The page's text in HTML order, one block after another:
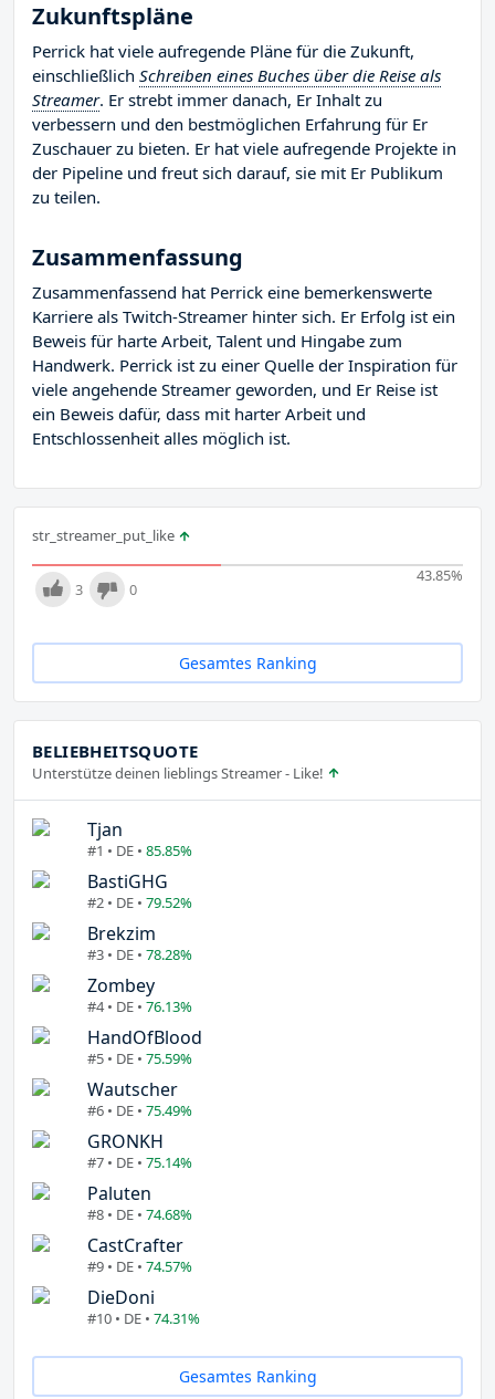
Zukunftspläne
Perrick hat viele aufregende Pläne für die Zukunft,
einschließlich Schreiben eines Buches über die Reise als
Streamer. Er strebt immer danach, Er Inhalt zu
verbessern und den bestmöglichen Erfahrung für Er
Zuschauer zu bieten. Er hat viele aufregende Projekte in
der Pipeline und freut sich darauf, sie mit Er Publikum
zu teilen.
Zusammenfassung
Zusammenfassend hat Perrick eine bemerkenswerte
Karriere als Twitch-Streamer hinter sich. Er Erfolg ist ein
Beweis für harte Arbeit, Talent und Hingabe zum
Handwerk. Perrick ist zu einer Quelle der Inspiration für
viele angehende Streamer geworden, und Er Reise ist
ein Beweis dafür, dass mit harter Arbeit und
Entschlossenheit alles möglich ist.
str_streamer_put_like
43.85%
3 0
Gesamtes Ranking
BELIEBHEITSQUOTE
Unterstütze deinen lieblings Streamer - Like!
Tjan
#1 • DE • 85.85%
BastiGHG
#2 • DE • 79.52%
Brekzim
#3 • DE • 78.28%
Zombey
#4 • DE • 76.13%
HandOfBlood
#5 • DE • 75.59%
Wautscher
#6 • DE • 75.49%
GRONKH
#7 • DE • 75.14%
Paluten
#8 • DE • 74.68%
CastCrafter
#9 • DE • 74.57%
DieDoni
#10 • DE • 74.31%
Gesamtes Ranking